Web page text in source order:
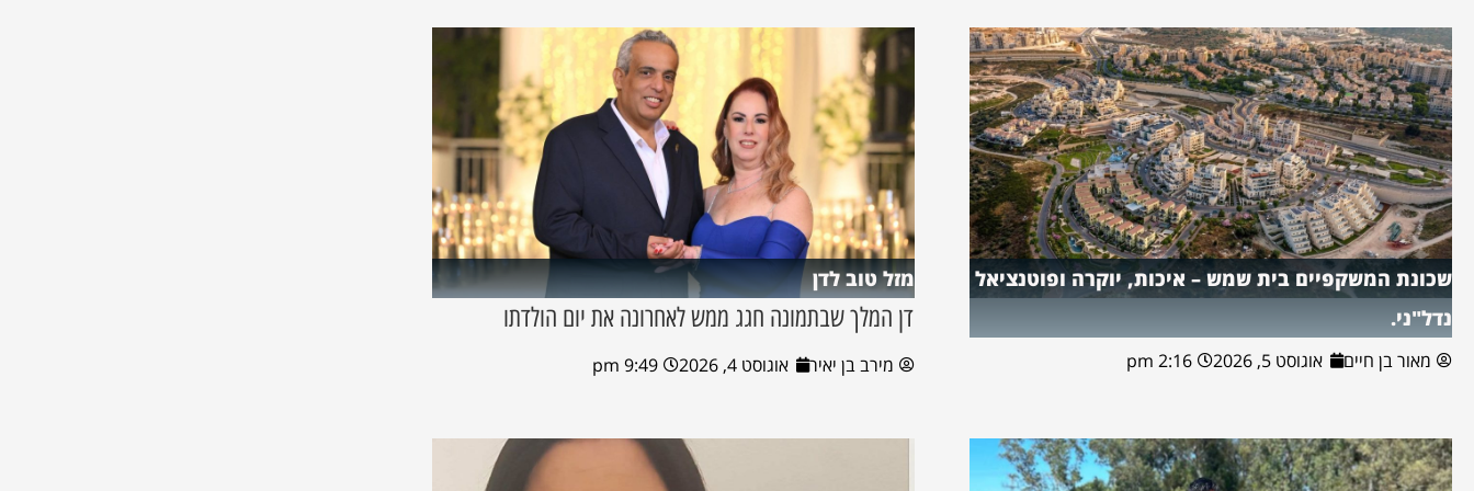
שכונת המשקפיים בית שמש – איכות, יוקרה ופוטנציאל
נדל"ני.
מאור בן חיים אוגוסט 5, 2026 2:16 pm
מזל טוב לדן
דן המלך שבתמונה חגג ממש לאחרונה את יום הולדתו
מירב בן יאיר אוגוסט 4, 2026 9:49 pm